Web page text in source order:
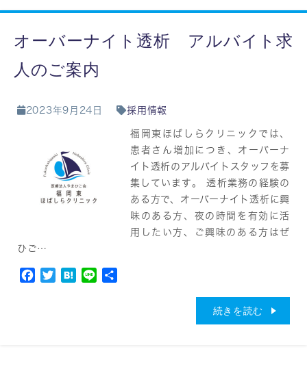
オーバーナイト透析 アルバイト求
人のご案内
2023年9月24日 採用情報
福岡東ほばしらクリニックでは、
患者さん増加につき、オーバーナ
イト透析のアルバイトスタッフを募
集しています。 透析業務の経験の
ある方で、オーバーナイト透析に興
味のある方、夜の時間を有効に活
用したい方、ご興味のある方はぜ
ひご…
Facebook
TwitterHatena
Line
続きを読む